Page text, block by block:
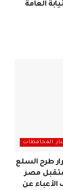
العامة
المحافظات
طرح السلع
مصر
عن